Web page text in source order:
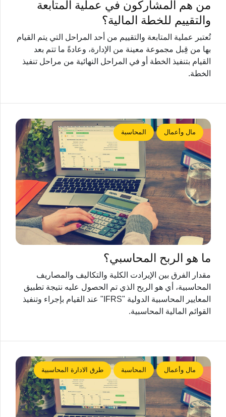
من هم المشاركون في عملية المتابعة
والتقييم للخطة المالية؟
تُعتبر عملية المتابعة والتقييم من أحد المراحل التي يتم القيام
بها من قِبل مجموعة معينة من الإدارة، وعادةً ما تتم بعد
القيام بتنفيذ الخطة أو في المراحل النهائية من مراحل تنفيذ
الخطة.
مال وأعمال المحاسبة
ما هو الربح المحاسبي؟
مقدار الفرق بين الإيرادت الكلية والتكاليف والمصاريف
المحاسبية، أي هو الربح الذي تم الحصول عليه نتيجة تطبيق
المعايير المحاسبية الدولية "IFRS" عند القيام بإجراء وتنفيذ
القوائم المالية المحاسبية.
مال وأعمال المحاسبة طرق الادارة المحاسبية